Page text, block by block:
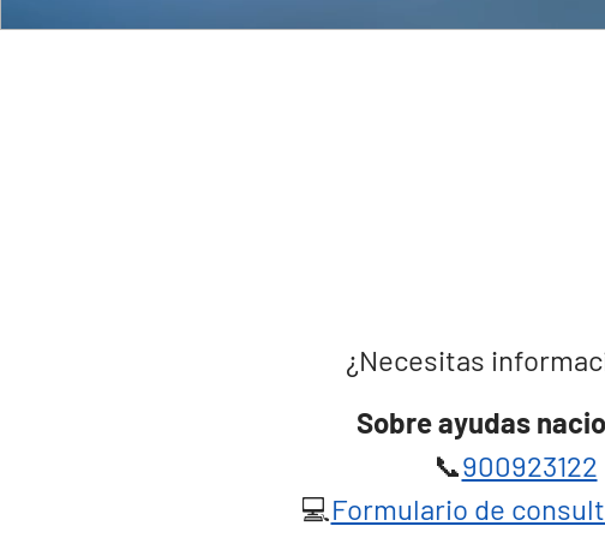
¿Necesitas
Sobre ayudas
📞900923122
💻 Formulario de